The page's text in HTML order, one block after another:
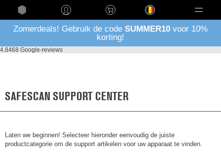
Taal
Zomerdeals! Gebruik de code SUMMER10 voor 10%
korting!
4.8468 Google-reviews
SAFESCAN SUPPORT CENTER
Laten we beginnen! Selecteer hieronder eenvoudig de juiste
productcategorie om de support artikelen voor uw apparaat te vinden.